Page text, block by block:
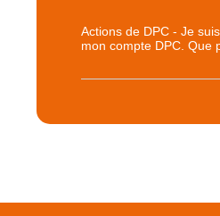
Actions de DPC - Je
mon compte DPC. Que